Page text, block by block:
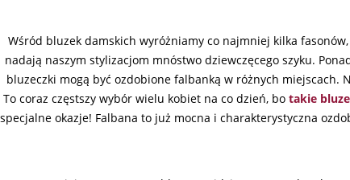
Wśród bluzek damskich wyróżniamy co najmniej kilka
nadają naszym stylizacjom mnóstwo dziewczęcego szyku.
bluzeczki mogą być ozdobione falbanką w różnych miejscach.
To coraz częstszy wybór wielu kobiet na co dzień, bo takie
specjalne okazje! Falbana to już mocna i charakterystyczna